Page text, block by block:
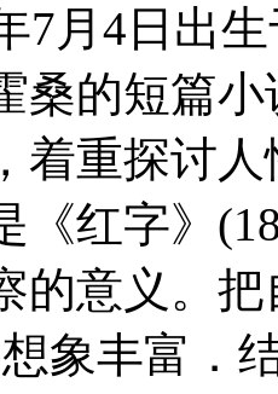
7月4日出
桑的短篇
着重探讨
《红字》
的意义。
象丰富．